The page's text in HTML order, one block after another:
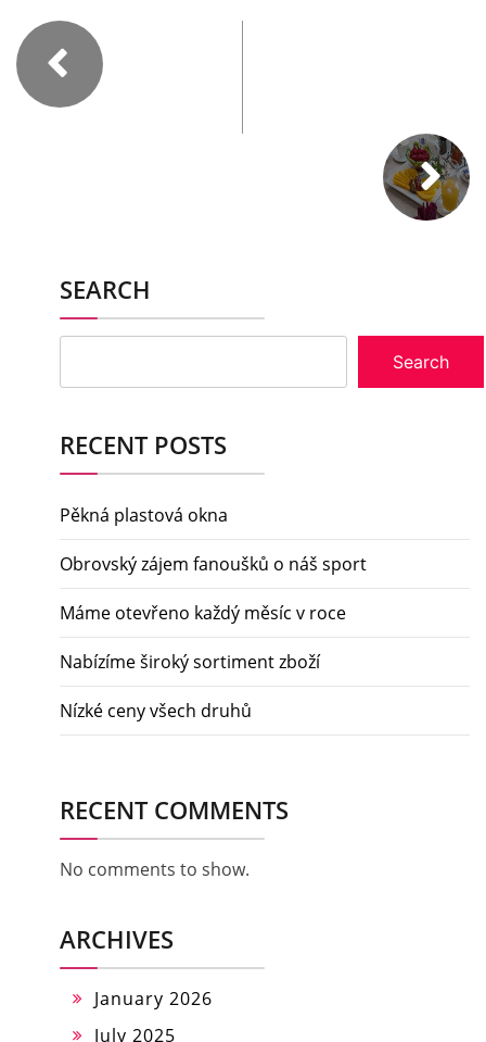
SEARCH
Search
RECENT POSTS
Pěkná plastová okna
Obrovský zájem fanoušků o náš sport
Máme otevřeno každý měsíc v roce
Nabízíme široký sortiment zboží
Nízké ceny všech druhů
RECENT COMMENTS
No comments to show.
ARCHIVES
January 2026
July 2025